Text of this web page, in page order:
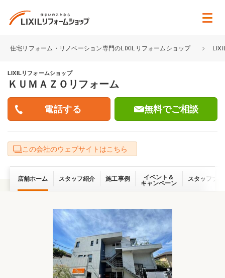
住宅リフォーム・リノベーション専門のLIXILリフォームショップ
LIXILリフォームショップ
ＫＵＭＡＺＯリフォーム
無料でご相談
この会社のウェブサイトはこちら
店舗ホーム スタッフ紹介 施工事例
イベント＆
キャンペーン
スタッフブ